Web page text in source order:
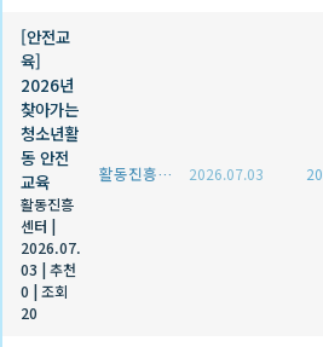
[안전교
육]
2026년
찾아가는
청소년활
동 안전
교육
활동진흥
센터 |
2026.07.
03 |추천
0 |조회
20
활동진흥센터 2026.07.03 20